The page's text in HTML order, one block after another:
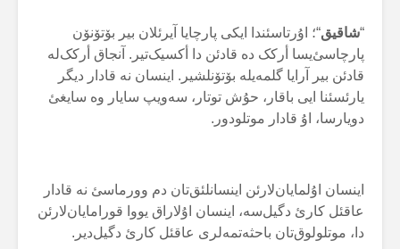
“شاقیق“؛ اۇرتاسئندا ایکی پارچایا آیرئلان بیر بۆتۆنۆن
پارچاسئ‌یسا أرکک دە قادئن دا أکسیک‌تیر. آنجاق أرکک‌لە
قادئن بیر آرایا گلمەیلە بۆتۆنلشیر. اینسان نە قادار دیگر
یارئسئنا ایی باقار، حۇش توتار، سەویپ سایار وە سایغئ
دویارسا، اۇ قادار موتلودور.
اینسان اۇلمایان‌لارئن اینسانلئق‌تان دم وورماسئ نە قادار
عاقئل کارئ دگیل‌سە، اینسان اۇلاراق یووا قورامایان‌لارئن
دا، موتلولوق‌تان باحثەتمەلری عاقئل کارئ دگیل‌دیر.